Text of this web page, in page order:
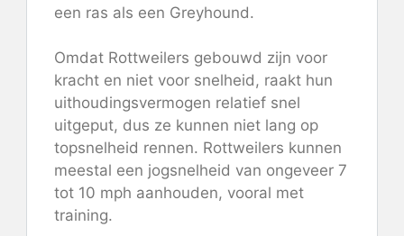
een ras als een Greyhound.
Omdat Rottweilers gebouwd zijn voor
kracht en niet voor snelheid, raakt hun
uithoudingsvermogen relatief snel
uitgeput, dus ze kunnen niet lang op
topsnelheid rennen. Rottweilers kunnen
meestal een jogsnelheid van ongeveer 7
tot 10 mph aanhouden, vooral met
training.